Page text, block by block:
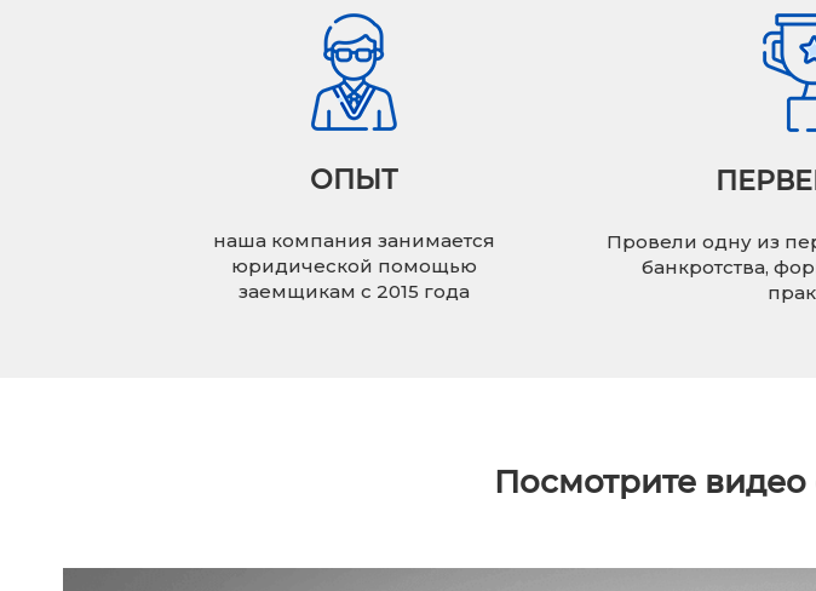
ОПЫТ
наша компания занимается
юридической помощью
заемщикам с 2015 года
Провели одну из
банкротства,
Посмотрите